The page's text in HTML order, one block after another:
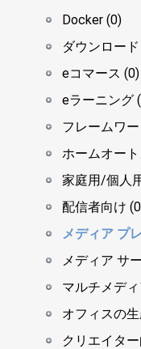
Docker (0)
ダウンロー
eコマース (0)
eラーニング
フレームワ
ホームオー
家庭用/個人
配信者向け
メディア プ
メディア サ
マルチメデ
オフィスの
クリエイタ